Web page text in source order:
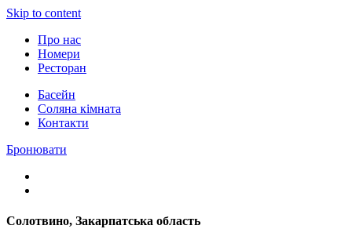
Skip to content
Про нас
Номери
Ресторан
Басейн
Соляна кімната
Контакти
Бронювати
Солотвино, Закарпатська область